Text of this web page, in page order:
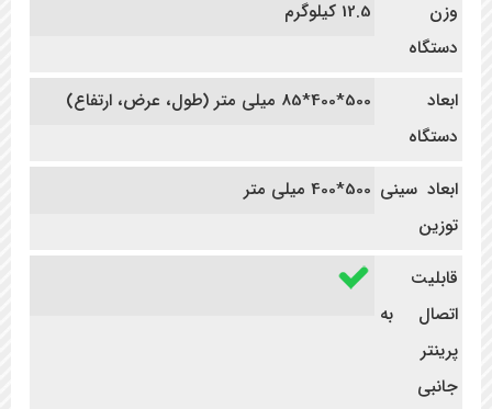
وزن
دستگاه
12.5 کیلوگرم
ابعاد
دستگاه
500*400*85 میلی متر (طول، عرض، ارتفاع)
ابعاد سینی
توزین
500*400 میلی متر
قابلیت
اتصال به
پرینتر
جانبی